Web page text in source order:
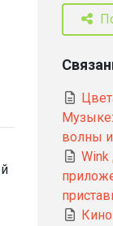
волны
Wink